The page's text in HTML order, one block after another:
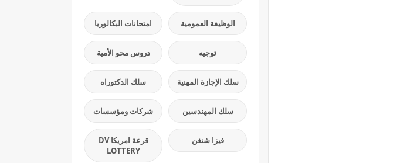
الوظيفة العمومية امتحانات البكالوريا
توجيه دروس محو الأمية
سلك الإجازة المهنية سلك الدكتوراه
سلك المهندسين شركات ومؤسسات
فيزا شنغن
قرعة امريكا DV
LOTTERY